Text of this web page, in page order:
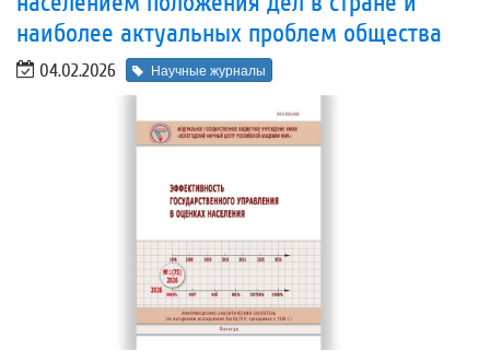
наиболее актуальных проблем общества
04.02.2026 Научные журналы